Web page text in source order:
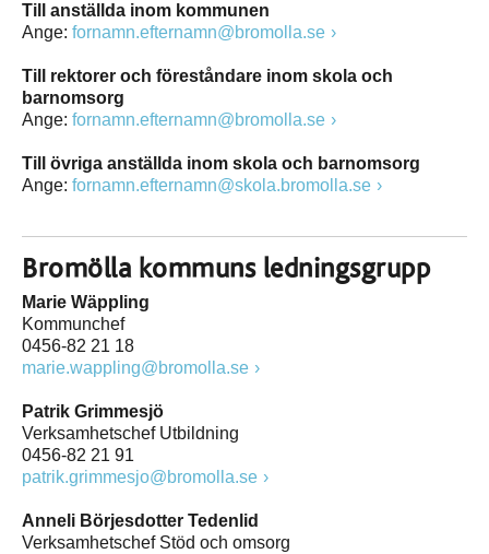
Till anställda inom kommunen
Ange: fornamn.efternamn@bromolla.se
Till rektorer och föreståndare inom skola och
barnomsorg
Ange: fornamn.efternamn@bromolla.se
Till övriga anställda inom skola och barnomsorg
Ange: fornamn.efternamn@skola.bromolla.se
Bromölla kommuns ledningsgrupp
Marie Wäppling
Kommunchef
0456-82 21 18
marie.wappling@bromolla.se
Patrik Grimmesjö
Verksamhetschef Utbildning
0456-82 21 91
patrik.grimmesjo@bromolla.se
Anneli Börjesdotter Tedenlid
Verksamhetschef Stöd och omsorg